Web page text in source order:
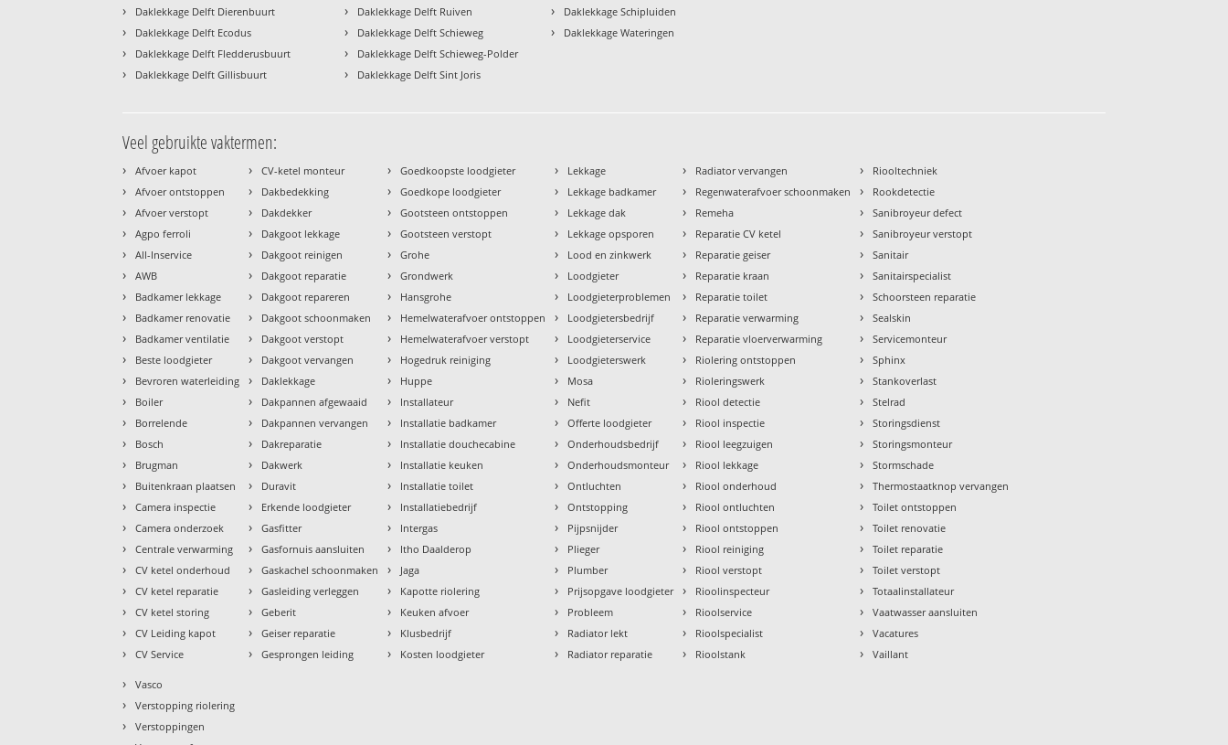
› Daklekkage Delft Dierenbuurt
› Daklekkage Delft Ecodus
› Daklekkage Delft Fledderusbuurt
› Daklekkage Delft Gillisbuurt
› Daklekkage Delft Ruiven
› Daklekkage Delft Schieweg
› Daklekkage Delft Schieweg-Polder
› Daklekkage Delft Sint Joris
› Daklekkage Schipluiden
› Daklekkage Wateringen
Veel gebruikte vaktermen:
› Afvoer kapot
› Afvoer ontstoppen
› Afvoer verstopt
› Agpo ferroli
› All-Inservice
› AWB
› Badkamer lekkage
› Badkamer renovatie
› Badkamer ventilatie
› Beste loodgieter
› Bevroren waterleiding
› Boiler
› Borrelende
› Bosch
› Brugman
› Buitenkraan plaatsen
› Camera inspectie
› Camera onderzoek
› Centrale verwarming
› CV ketel onderhoud
› CV ketel reparatie
› CV ketel storing
› CV Leiding kapot
› CV Service
› CV-ketel monteur
› Dakbedekking
› Dakdekker
› Dakgoot lekkage
› Dakgoot reinigen
› Dakgoot reparatie
› Dakgoot repareren
› Dakgoot schoonmaken
› Dakgoot verstopt
› Dakgoot vervangen
› Daklekkage
› Dakpannen afgewaaid
› Dakpannen vervangen
› Dakreparatie
› Dakwerk
› Duravit
› Erkende loodgieter
› Gasfitter
› Gasfornuis aansluiten
› Gaskachel schoonmaken
› Gasleiding verleggen
› Geberit
› Geiser reparatie
› Gesprongen leiding
› Goedkoopste loodgieter
› Goedkope loodgieter
› Gootsteen ontstoppen
› Gootsteen verstopt
› Grohe
› Grondwerk
› Hansgrohe
› Hemelwaterafvoer ontstoppen
› Hemelwaterafvoer verstopt
› Hogedruk reiniging
› Huppe
› Installateur
› Installatie badkamer
› Installatie douchecabine
› Installatie keuken
› Installatie toilet
› Installatiebedrijf
› Intergas
› Itho Daalderop
› Jaga
› Kapotte riolering
› Keuken afvoer
› Klusbedrijf
› Kosten loodgieter
› Lekkage
› Lekkage badkamer
› Lekkage dak
› Lekkage opsporen
› Lood en zinkwerk
› Loodgieter
› Loodgieterproblemen
› Loodgietersbedrijf
› Loodgieterservice
› Loodgieterswerk
› Mosa
› Nefit
› Offerte loodgieter
› Onderhoudsbedrijf
› Onderhoudsmonteur
› Ontluchten
› Ontstopping
› Pijpsnijder
› Plieger
› Plumber
› Prijsopgave loodgieter
› Probleem
› Radiator lekt
› Radiator reparatie
› Radiator vervangen
› Regenwaterafvoer schoonmaken
› Remeha
› Reparatie CV ketel
› Reparatie geiser
› Reparatie kraan
› Reparatie toilet
› Reparatie verwarming
› Reparatie vloerverwarming
› Riolering ontstoppen
› Rioleringswerk
› Riool detectie
› Riool inspectie
› Riool leegzuigen
› Riool lekkage
› Riool onderhoud
› Riool ontluchten
› Riool ontstoppen
› Riool reiniging
› Riool verstopt
› Rioolinspecteur
› Rioolservice
› Rioolspecialist
› Rioolstank
› Riooltechniek
› Rookdetectie
› Sanibroyeur defect
› Sanibroyeur verstopt
› Sanitair
› Sanitairspecialist
› Schoorsteen reparatie
› Sealskin
› Servicemonteur
› Sphinx
› Stankoverlast
› Stelrad
› Storingsdienst
› Storingsmonteur
› Stormschade
› Thermostaatknop vervangen
› Toilet ontstoppen
› Toilet renovatie
› Toilet reparatie
› Toilet verstopt
› Totaalinstallateur
› Vaatwasser aansluiten
› Vacatures
› Vaillant
› Vasco
› Verstopping riolering
› Verstoppingen